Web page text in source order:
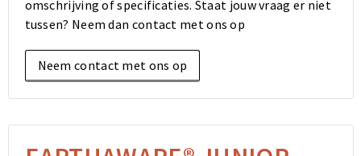
Elektronica, Gadgets en USB
Sleutelhangers en Lanyards
Lampen en Gereedschap
Reistassensets
Goodiebags
Opvouwbare tassen
Bodywarmers
Kleding sets
Reistassensets
Goodiebags
Opvouwbare tassen
Overhemden
Jassen
Schoenen
omschrijving of specificaties. Staat jouw vraag er niet
tussen? Neem dan contact met ons op
Neem contact met ons op